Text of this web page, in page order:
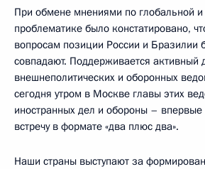
При обмене мнениями по глобальной и
проблематике было констатировано,
вопросам позиции России и Бразилии
совпадают. Поддерживается активный
внешнеполитических и оборонных
сегодня утром в Москве главы этих
иностранных дел и обороны –
встречу в формате «два плюс два».
Наши страны выступают за